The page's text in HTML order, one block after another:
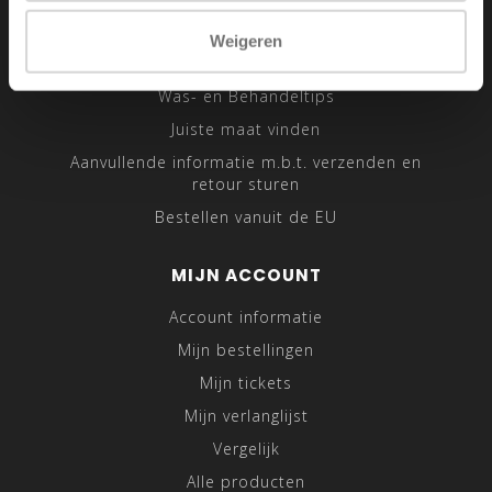
Weigeren
Sitemap
Was- en Behandeltips
Juiste maat vinden
Aanvullende informatie m.b.t. verzenden en
retour sturen
Bestellen vanuit de EU
MIJN ACCOUNT
Account informatie
Mijn bestellingen
Mijn tickets
Mijn verlanglijst
Vergelijk
Alle producten